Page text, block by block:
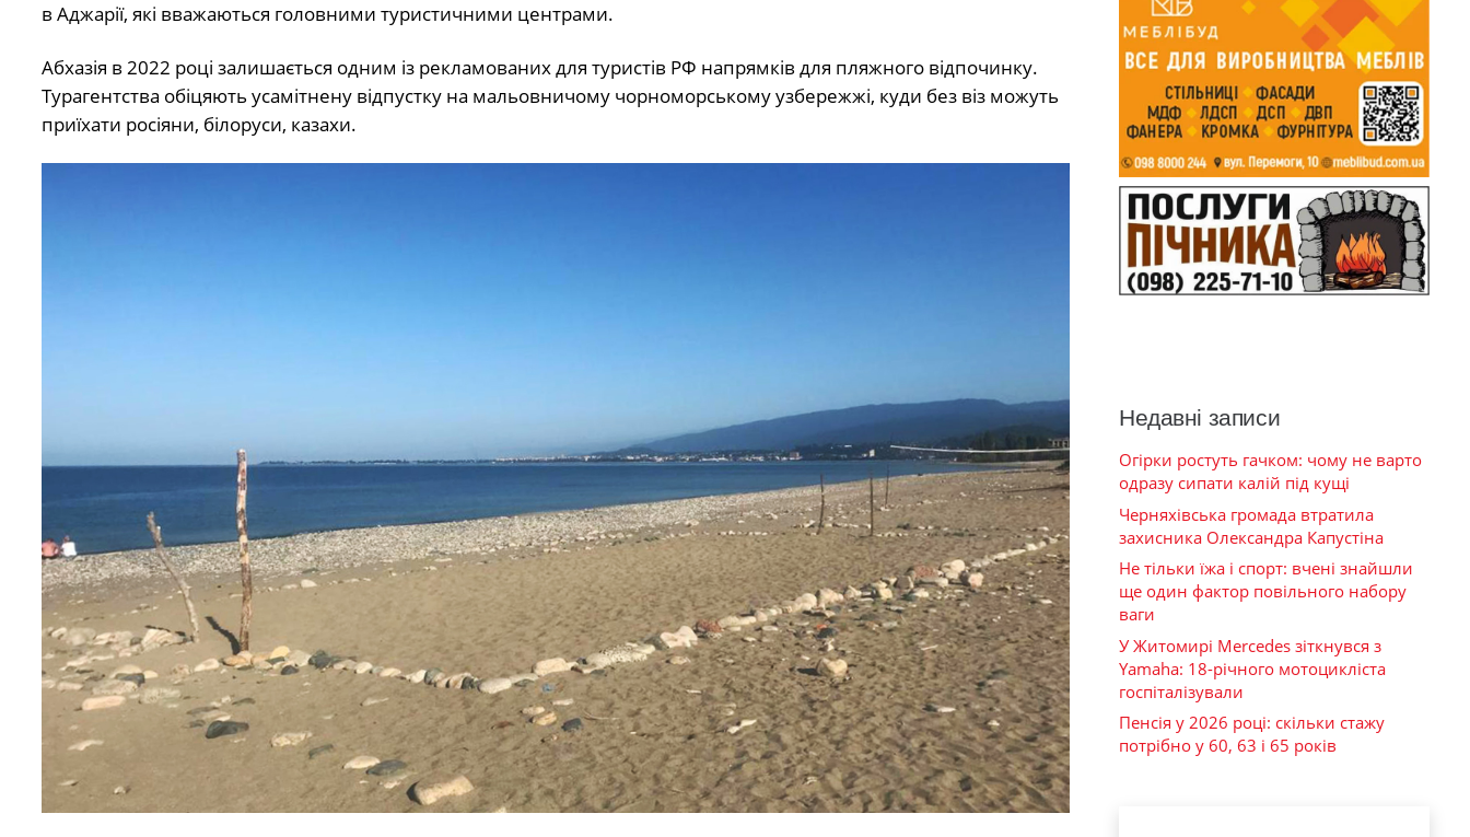
в Аджарії, які вважаються головними туристичними центрами.
Абхазія в 2022 році залишається одним із рекламованих для туристів РФ напрямків для пляжного відпочинку.
Турагентства обіцяють усамітнену відпустку на мальовничому чорноморському узбережжі, куди без віз можуть
приїхати росіяни, білоруси, казахи.
Недавні записи
Огірки ростуть гачком: чому не варто
одразу сипати калій під кущі
Черняхівська громада втратила
захисника Олександра Капустіна
Не тільки їжа і спорт: вчені знайшли
ще один фактор повільного набору
ваги
У Житомирі Mercedes зіткнувся з
Yamaha: 18-річного мотоцикліста
госпіталізували
Пенсія у 2026 році: скільки стажу
потрібно у 60, 63 і 65 років